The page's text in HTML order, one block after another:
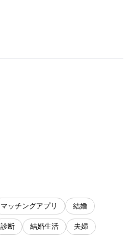
マッチングアプリ 結婚
診断 結婚生活 夫婦